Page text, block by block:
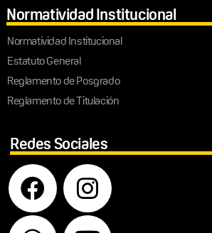
Normatividad Institucional
Normatividad Institucional
Estatuto General
Reglamento de Posgrado
Reglamento de Titulación
Redes Sociales